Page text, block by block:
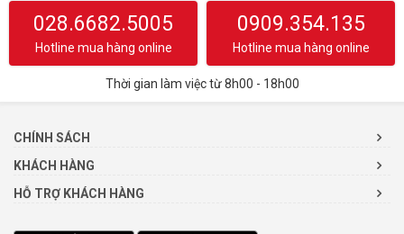
028.6682.5005
Hotline mua hàng online
0909.354.135
Hotline mua hàng online
Thời gian làm việc từ 8h00 - 18h00
CHÍNH SÁCH
KHÁCH HÀNG
HỖ TRỢ KHÁCH HÀNG